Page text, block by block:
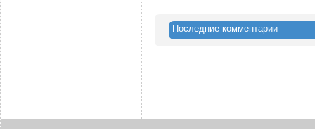
Последние комментарии